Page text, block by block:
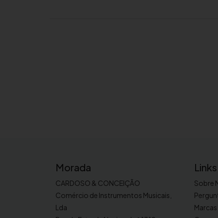
Morada
CARDOSO & CONCEIÇÃO
Comércio de Instrumentos Musicais,
Lda
Links
Sobre
Marcas